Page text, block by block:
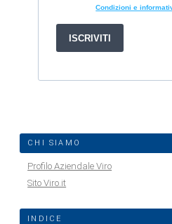
CHI SIAMO
Profilo Aziendale Viro
Sito Viro.it
INDICE